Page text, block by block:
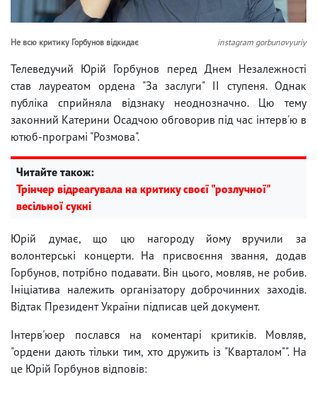
Не всю критику Горбунов відкидає instagram gorbunovyuriy
Телеведучий Юрій Горбунов перед Днем Незалежності
став лауреатом ордена "За заслуги" ІІ ступеня. Однак
публіка сприйняла відзнаку неоднозначно. Цю тему
законний Катерини Осадчою обговорив під час інтерв'ю в
ютюб-програмі "Розмова".
Читайте також:
Трінчер відреагувала на критику своєї "розлучної"
весільної сукні
Юрій думає, що цю нагороду йому вручили за
волонтерські концерти. На присвоєння звання, додав
Горбунов, потрібно подавати. Він цього, мовляв, не робив.
Ініціатива належить організатору доброчинних заходів.
Відтак Президент України підписав цей документ.
Інтерв'юер послався на коментарі критиків. Мовляв,
"ордени дають тільки тим, хто дружить із "Кварталом"". На
це Юрій Горбунов відповів: